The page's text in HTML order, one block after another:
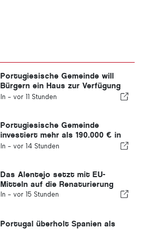
Portugiesische Gemeinde will
Bürgern ein Haus zur Verfügung
stellen
In - vor 11 Stunden
Portugiesische Gemeinde
investiert mehr als 190.000 € in
die Wasserversorgung
In - vor 14 Stunden
Das Alentejo setzt mit EU-
Mitteln auf die Renaturierung
In - vor 15 Stunden
Portugal überholt Spanien als